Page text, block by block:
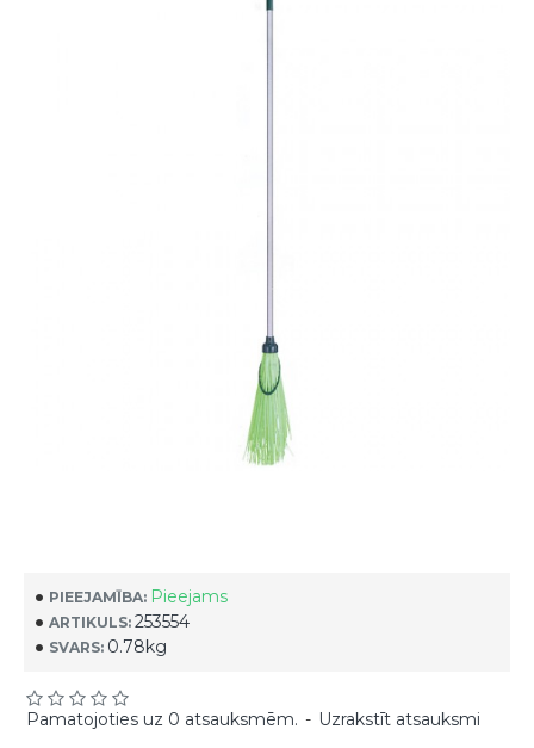
PIEEJAMĪBA: Pieejams
ARTIKULS: 253554
SVARS: 0.78kg
Pamatojoties uz 0 atsauksmēm. - Uzrakstīt atsauksmi